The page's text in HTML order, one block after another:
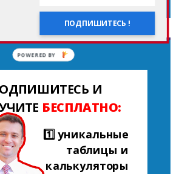
И
БЕСПЛАТНО:
1️⃣ уникальные
таблицы и
калькуляторы
ПОДПИШИТЕСЬ !
POWERED BY